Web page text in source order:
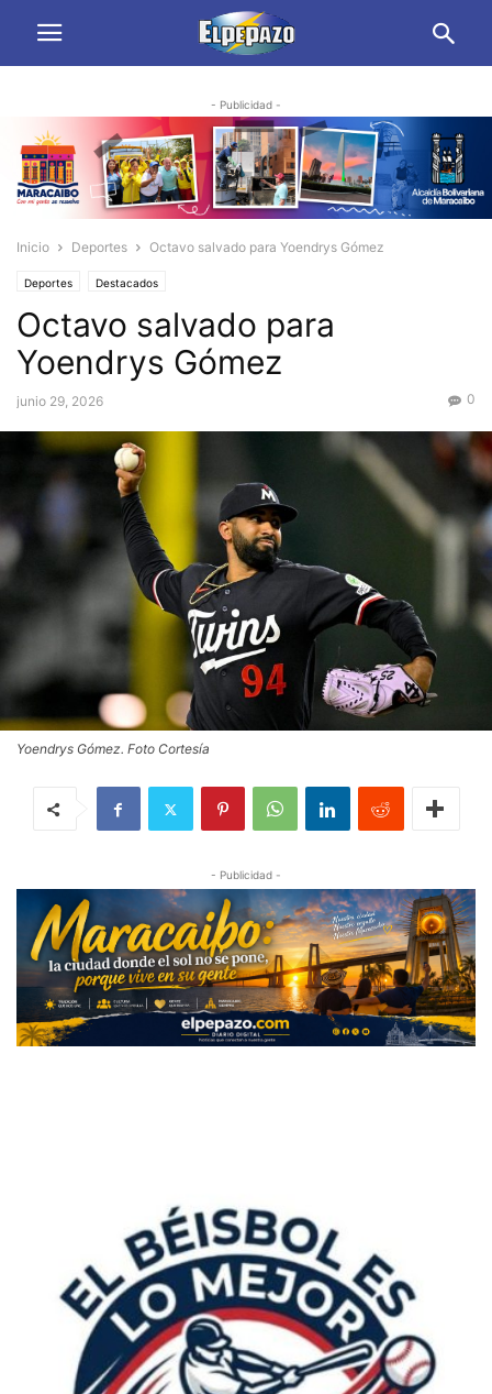
- Publicidad -
Inicio Deportes Octavo salvado para Yoendrys Gómez
Deportes Destacados
Octavo salvado para
Yoendrys Gómez
junio 29, 2026 0
Yoendrys Gómez. Foto Cortesía
- Publicidad -